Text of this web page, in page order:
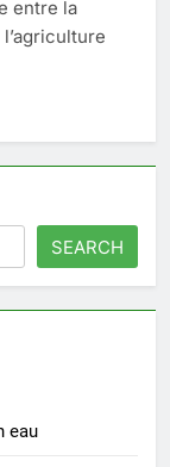
entre la
SEARCH
eau